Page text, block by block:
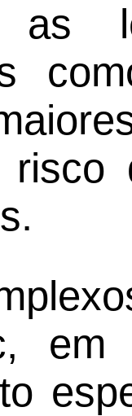
risco
em